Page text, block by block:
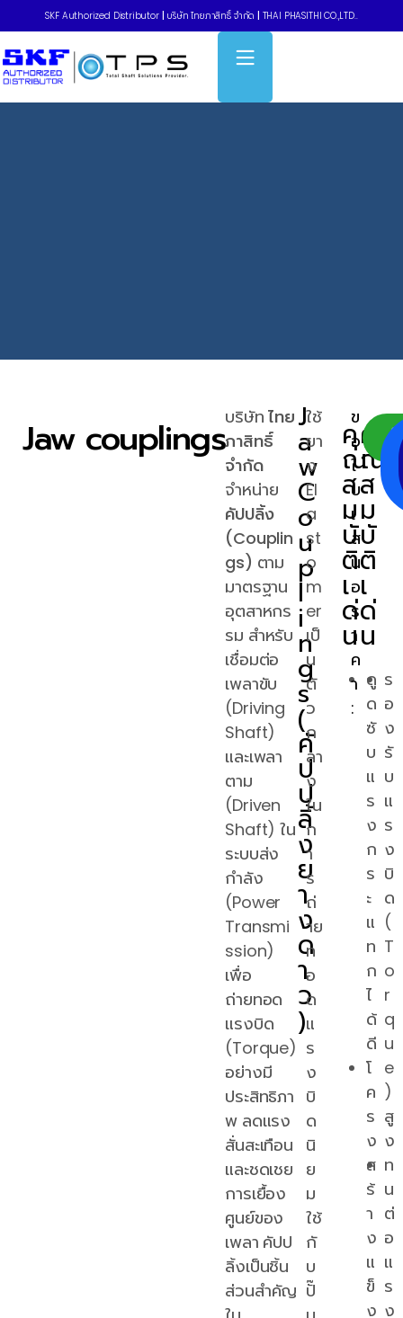
SKF Authorized Distributor บริษัท ไทยภาสิทธิ์ จำกัด THAI PHASITHI CO.,LTD..
Home » Jaw couplings
Jaw couplingsบริษัทไทย
ภาสิทธิ์
จำกัด
จำหน่าย
คัปปลิ้ง
(Couplin
gs) ตาม
มาตรฐาน
อุตสาหกร
รม สำหรับ
เชื่อมต่อ
เพลาขับ
(Driving
Shaft)
และเพลา
ตาม
(Driven
Shaft) ใน
ระบบส่ง
กำลัง
(Power
Transmi
ssion)
เพื่อ
ถ่ายทอด
แรงบิด
(Torque)
อย่างมี
ประสิทธิภา
พ ลดแรง
สั่นสะเทือน
และชดเชย
การเยื้อง
ศูนย์ของ
เพลา คัปป
ลิ้งเป็นชิ้น
ส่วนสำคัญ
J
a
w
C
o
u
p
l
i
n
g
s
(
คั
ป
ป
ลิ้
ง
ย
า
ง
ด
า
ว
)
ใช้
ยา
ง
El
a
st
o
m
er
เป็
น
ตั
ว
ก
ลา
ง
ใน
ก
า
ร
ถ่
าย
ท
อ
ด
แ
ร
ง
บิ
ด
นิ
ย
ม
ใช้
กั
บ
ปั๊
คุ
ณ
ส
ม
บั
ติ
เ
ด่
น
ดู
ด
ซั
บ
แ
ร
ง
ก
ร
ะ
แ
ท
ก
ไ
ด้
ดี
โ
ค
ร
ง
ส
ร้
า
ง
แ
ข็
ง
คุ
ณ
ส
ม
บั
ติ
เ
ด่
น
ร
อ
ง
รั
บ
แ
ร
ง
บิ
ด
(
T
o
r
q
u
e
)
สู
ง
ท
น
ต่
อ
แ
ร
ง
ข
อ
ใ
บ
เ
ส
น
อ
ร
า
ค
า
: